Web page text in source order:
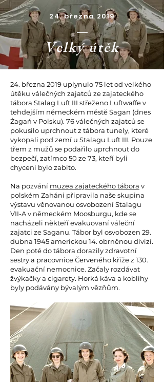
24. března 2019
Velký útěk
24. března 2019 uplynulo 75 let od velkého
útěku válečných zajatců ze zajateckého
tábora Stalag Luft III střeženo Luftwaffe v
tehdejším německém městě Sagan (dnes
Żagań v Polsku). 76 válečných zajatců se
pokusilo uprchnout z tábora tunely, které
vykopali pod zemí u Stalagu Luft III. Pouze
třem z mužů se podařilo uprchnout do
bezpečí, zatímco 50 ze 73, kteří byli
chyceni bylo zabito.
Na pozvání muzea zajateckého tábora v
polském Zaháni připravila naše skupina
výstavu věnovanou osvobození Stalagu
VII-A v německém Moosburgu, kde se
nacházeli někteří evakuovaní váleční
zajatci ze Saganu. Tábor byl osvobozen 29.
dubna 1945 americkou 14. obrněnou divizí.
Den poté do tábora dorazily zdravotní
sestry a pracovnice Červeného kříže z 130.
evakuační nemocnice. Začaly rozdávat
žvýkačky a cigarety. Horká káva a koblihy
byly podávány bývalým vězňům.